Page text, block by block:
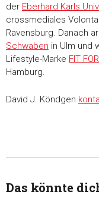
der Eberhard Karls
crossmediales
Ravensburg. Danach
Schwaben in Ulm und
Lifestyle-Marke FIT
Hamburg.
David J. Köndgen
Das könnte